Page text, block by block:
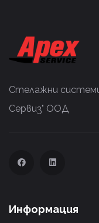
Стелажни
Сервиз" ООД
Информация